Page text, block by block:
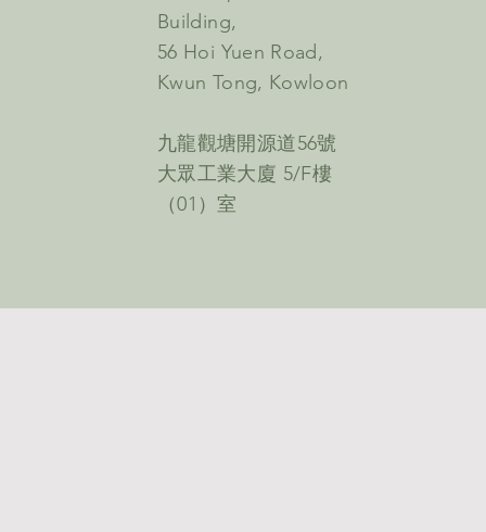
Building,
56 Hoi Yuen Road,
Kwun Tong, Kowloon
九龍觀塘開源道56號
大眾工業大廈 5/F樓
（01）室